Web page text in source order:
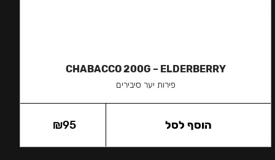
CHABACCO 200G – ELDERBERRY
פירות יער סיבירים
₪95 הוסף לסל